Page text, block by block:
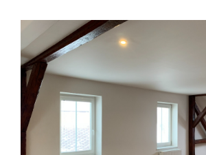
dlouhodobá spolupráce s
převzetí bytu od současného
zajištění nového nájemníka
podpis smluv + předání bytu
správa nemovitosti po dobu